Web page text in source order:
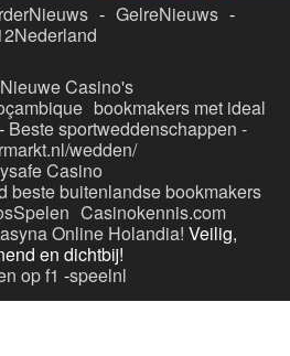
- GelreNieuws -
Nieuwe Casino's
bookmakers met ideal
- Beste sportweddenschappen -
wedden/
Casino
beste buitenlandse bookmakers
Casinokennis.com
Online Holandia! Veilig,
en dichtbij!
op f1 -speelnl